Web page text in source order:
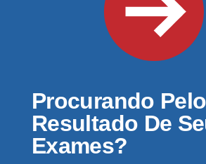
Procurando Pelo
Resultado De
Exames?